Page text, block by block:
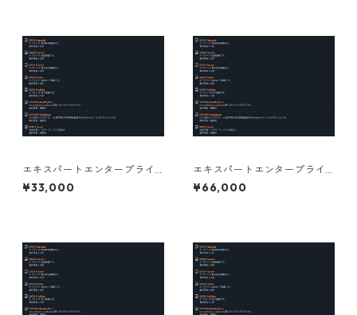
エキスパートエンタープライ
ズサブスクリプションライセ
ンス 1年 個人向け
¥33,000
エキスパートエンタープライ
ズサブスクリプションライセ
ンス 1年 個人事業主向け
¥66,000